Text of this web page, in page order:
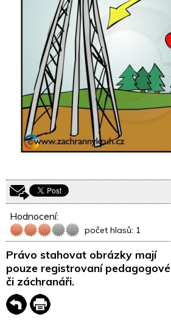
Hodnocení:
počet hlasů: 1
Právo stahovat obrázky mají
pouze registrovaní pedagogové
či záchranáři.